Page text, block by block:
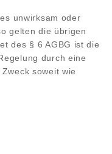
unwirksam oder
gelten die übrigen
des § 6 AGBG ist die
durch eine
soweit wie